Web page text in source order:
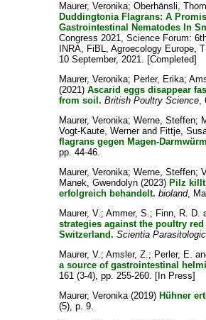
Maurer, Veronika;Oberhänsli,
Duddingtonia Flagrans: A
Gastrointestinal Nematodes In
Congress 2021, Science Forum:
INRA, FiBL, Agroecology Europe,
10 September, 2021. [Completed]
Maurer, Veronika; Perler, Erika;
(2021)Ascarid eggs disappear
from soil. British Poultry Science,
Maurer, Veronika;Werne, Steffen;
Vogt-Kaute, Wernerand Fittje,
flagrans gegen Magen-
pp. 44-46.
Maurer, Veronika;Werne, Steffen;
Manek, Gwendolyn (2023) Pilz killt
erfolgreich behandelt. bioland,
Maurer, V.;Ammer, S.; Finn, R. D.
strategies against the poultry
Switzerland. Scientia
Maurer, V.;Amsler, Z.; Perler, E.
a source of gastrointestinal
161 (3-4), pp. 255-260. [In Press]
Maurer, Veronika(2019) Hühner
(5), p. 9.